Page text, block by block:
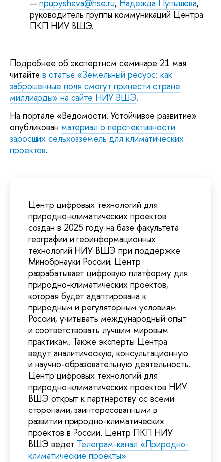
npupysheva@hse.ru, Надежда Пупышева,
руководитель группы коммуникаций Центра
ПКП НИУ ВШЭ.
Подробнее об экспертном семинаре 21 мая
читайте в статье «Земельный ресурс: как
заброшенные поля смогут принести стране
миллиарды» на сайте НИУ ВШЭ.
На портале «Ведомости. Устойчивое развитие»
опубликован материал о перспективности
заросших сельхозземель для климатических
проектов.
Центр цифровых технологий для
природно-климатических проектов
создан в 2025 году на базе факультета
географии и геоинформационных
технологий НИУ ВШЭ при поддержке
Минобрнауки России. Центр
разрабатывает цифровую платформу для
природно-климатических проектов,
которая будет адаптирована к
природным и регуляторным условиям
России, учитывать международный опыт
и соответствовать лучшим мировым
практикам. Также эксперты Центра
ведут аналитическую, консультационную
и научно-образовательную деятельность.
Центр цифровых технологий для
природно-климатических проектов НИУ
ВШЭ открыт к партнерству со всеми
сторонами, заинтересованными в
развитии природно-климатических
проектов в России. Центр ПКП НИУ
ВШЭ ведет Телеграм-канал «Природно-
климатические проекты»